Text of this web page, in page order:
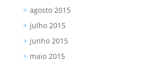
agosto 2015
julho 2015
junho 2015
maio 2015